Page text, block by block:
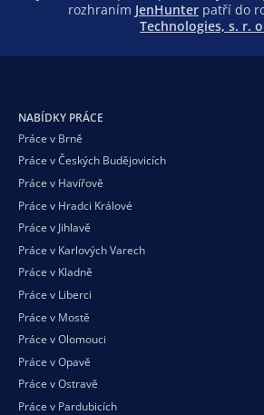
rozhraním JenHunter patří do
Technologies, s. r.
NABÍDKY PRÁCE
Práce v Brně
Práce v Českých Budějovicích
Práce v Havířově
Práce v Hradci Králové
Práce v Jihlavě
Práce v Karlových Varech
Práce v Kladně
Práce v Liberci
Práce v Mostě
Práce v Olomouci
Práce v Opavě
Práce v Ostravě
Práce v Pardubicích